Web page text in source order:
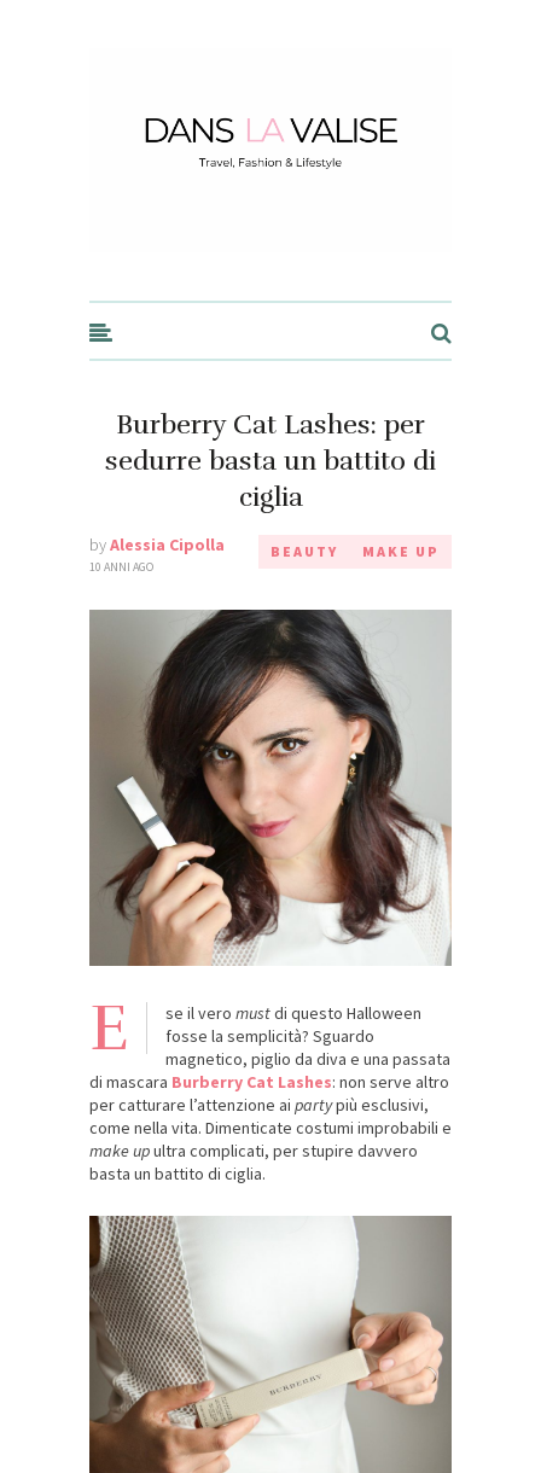
Burberry Cat Lashes: per
sedurre basta un battito di
ciglia
byAlessia Cipolla
10 ANNI AGO
BEAUTY MAKE UP
E se il vero mustdi questo Halloween
fosse la semplicità? Sguardo
magnetico, piglio da diva e una passata
di mascara Burberry Cat Lashes: non serve altro
per catturare l’attenzione ai partypiù esclusivi,
come nella vita. Dimenticate costumi improbabili e
make upultra complicati, per stupire davvero
basta un battito di ciglia.